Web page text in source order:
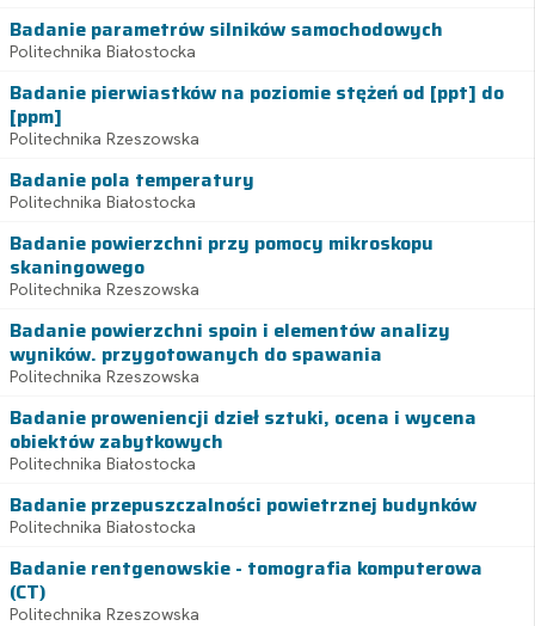
Badanie parametrów silników samochodowych
Politechnika Białostocka
Badanie pierwiastków na poziomie stężeń od [ppt] do
[ppm]
Politechnika Rzeszowska
Badanie pola temperatury
Politechnika Białostocka
Badanie powierzchni przy pomocy mikroskopu
skaningowego
Politechnika Rzeszowska
Badanie powierzchni spoin i elementów analizy
wyników. przygotowanych do spawania
Politechnika Rzeszowska
Badanie proweniencji dzieł sztuki, ocena i wycena
obiektów zabytkowych
Politechnika Białostocka
Badanie przepuszczalności powietrznej budynków
Politechnika Białostocka
Badanie rentgenowskie - tomografia komputerowa
(CT)
Politechnika Rzeszowska